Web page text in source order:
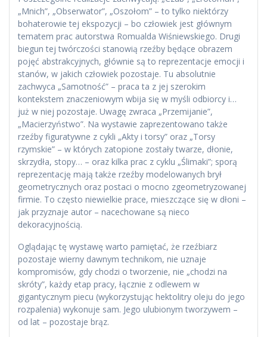
„Mnich”, „Obserwator”, „Oszołom” – to tylko niektórzy
bohaterowie tej ekspozycji – bo człowiek jest głównym
tematem prac autorstwa Romualda Wiśniewskiego. Drugi
biegun tej twórczości stanowią rzeźby będące obrazem
pojęć abstrakcyjnych, głównie są to reprezentacje emocji i
stanów, w jakich człowiek pozostaje. Tu absolutnie
zachwyca „Samotność” – praca ta z jej szerokim
kontekstem znaczeniowym wbija się w myśli odbiorcy i…
już w niej pozostaje. Uwagę zwraca „Przemijanie”,
„Macierzyństwo”. Na wystawie zaprezentowano także
rzeźby figuratywne z cykli „Akty i torsy” oraz „Torsy
rzymskie” – w których zatopione zostały twarze, dłonie,
skrzydła, stopy… – oraz kilka prac z cyklu „Ślimaki”; sporą
reprezentację mają także rzeźby modelowanych brył
geometrycznych oraz postaci o mocno zgeometryzowanej
firmie. To często niewielkie prace, mieszczące się w dłoni –
jak przyznaje autor – nacechowane są nieco
dekoracyjnością.
Oglądając tę wystawę warto pamiętać, że rzeźbiarz
pozostaje wierny dawnym technikom, nie uznaje
kompromisów, gdy chodzi o tworzenie, nie „chodzi na
skróty”, każdy etap pracy, łącznie z odlewem w
gigantycznym piecu (wykorzystując hektolitry oleju do jego
rozpalenia) wykonuje sam. Jego ulubionym tworzywem –
od lat – pozostaje brąz.